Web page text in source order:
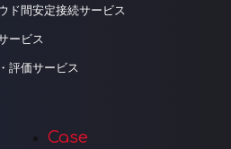
ド間安定接続サービス
ービス
評価サービス
Case